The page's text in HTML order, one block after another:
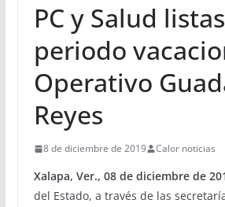
PC y Salud
periodo
Operativo
Reyes
8 de diciembre de 2019 Calor noticias
Xalapa, Ver., 08 de diciembre de
del Estado, a través de las